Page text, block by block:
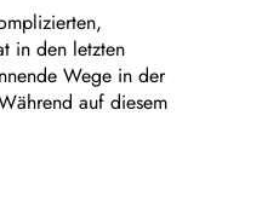
in den letzten
Wege in der
auf diesem